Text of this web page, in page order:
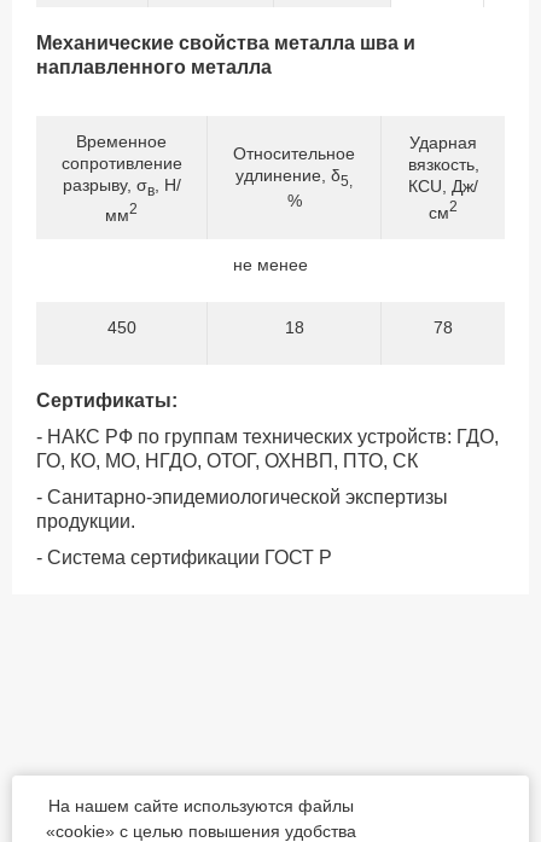
Механические свойства металла шва и
наплавленного металла
Временное
сопротивление
разрыву, σв, Н/
мм2
Относительное
удлинение, δ5,
%
Ударная
вязкость,
КСU, Дж/
см2
не менее
450 18 78
Сертификаты:
- НАКС РФ по группам технических устройств: ГДО,
ГО, КО, МО, НГДО, ОТОГ, ОХНВП, ПТО, СК
- Санитарно-эпидемиологической экспертизы
продукции.
- Система сертификации ГОСТ Р
На нашем сайте используются файлы
«cookie» с целью повышения удобства